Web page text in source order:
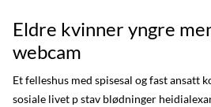
Eldre kvinner yngre
webcam
Et felleshus med spisesal og fast ansatt
sosiale livet p stav blødninger